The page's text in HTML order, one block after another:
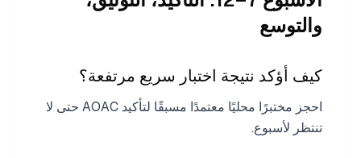
والتوسع
كيف أؤكد نتيجة اختبار سريع مرتفعة؟
احجز مختبرًا محليًا معتمدًا مسبقًا لتأكيد AOAC حتى لا
تنتظر لأسبوع.